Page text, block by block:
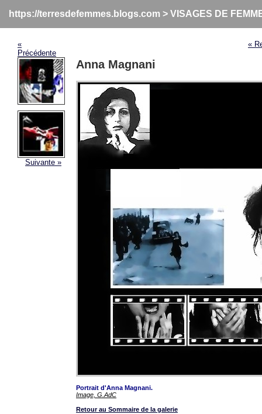
https://terresdefemmes.blogs.com > VISAGES DE
«
Précédente
Suivante »
«
Anna Magnani
Portrait d'Anna Magnani.
Image, G.AdC
Retour au Sommaire de la galerie